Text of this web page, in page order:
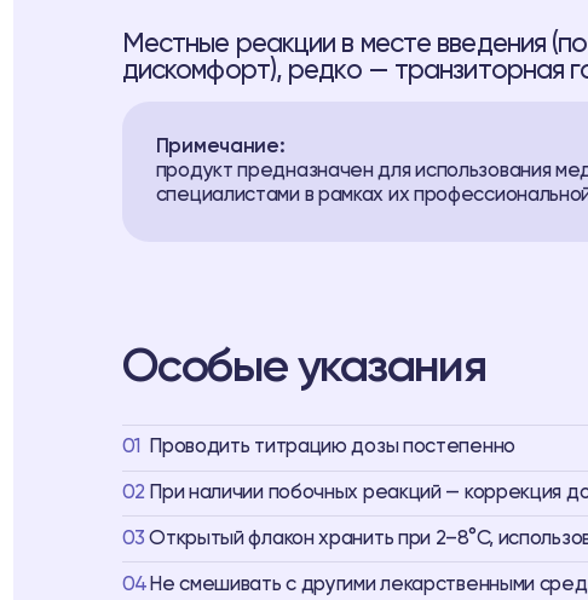
Местные реакции в месте введения
дискомфорт), редко — транзиторная
Примечание:
продукт предназначен для использования
специалистами в рамках их
Особые указания
01 Проводить титрацию дозы постепенно
02 При наличии побочных реакций — коррекция
03 Открытый флакон хранить при 2–8°C,
04 Не смешивать с другими лекарственными